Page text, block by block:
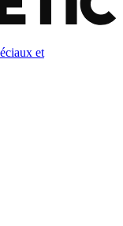
et